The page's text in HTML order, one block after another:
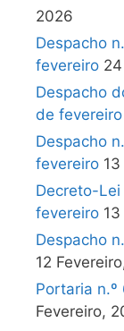
2026
Despacho
fevereiro
Despacho
de fevereiro
Despacho
fevereiro
Decreto-
fevereiro
Despacho
12
Portaria
Fevereiro,